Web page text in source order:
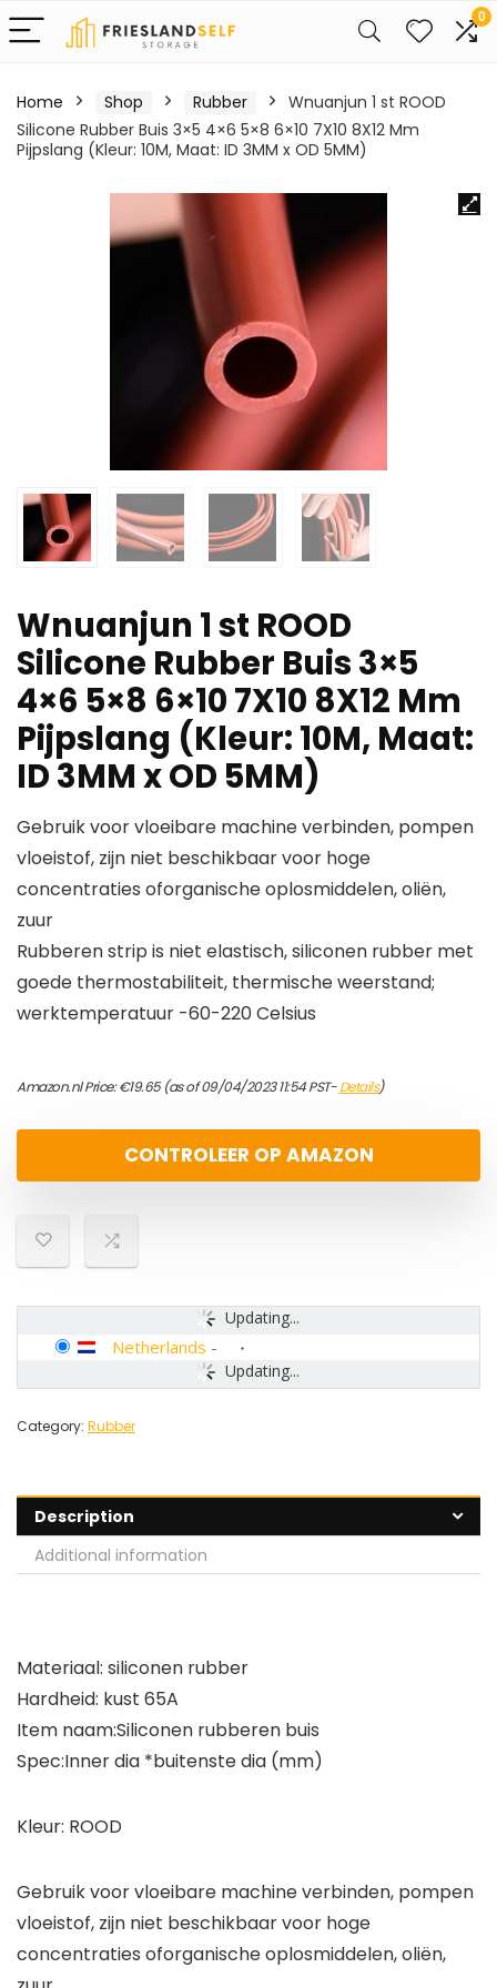
0
Home Shop Rubber
Wnuanjun 1 st ROOD
Silicone Rubber Buis 3×5 4×6 5×8 6×10 7X10 8X12 Mm
Pijpslang (Kleur: 10M, Maat: ID 3MM x OD 5MM)
Wnuanjun 1 st ROOD
Silicone Rubber Buis 3×5
4×6 5×8 6×10 7X10 8X12 Mm
Pijpslang (Kleur: 10M, Maat:
ID 3MM x OD 5MM)
Gebruik voor vloeibare machine verbinden, pompen
vloeistof, zijn niet beschikbaar voor hoge
concentraties oforganische oplosmiddelen, oliën,
zuur
Rubberen strip is niet elastisch, siliconen rubber met
goede thermostabiliteit, thermische weerstand;
werktemperatuur -60-220 Celsius
Amazon.nl Price:€19.65(as of 09/04/2023 11:54 PST-Details)
CONTROLEER OP AMAZON
Updating...
Updating...
Netherlands -
Category: Rubber
Description
Additional information
Materiaal: siliconen rubber
Hardheid: kust 65A
Item naam:Siliconen rubberen buis
Spec:Inner dia *buitenste dia (mm)
Kleur: ROOD
Gebruik voor vloeibare machine verbinden, pompen
vloeistof, zijn niet beschikbaar voor hoge
concentraties oforganische oplosmiddelen, oliën,